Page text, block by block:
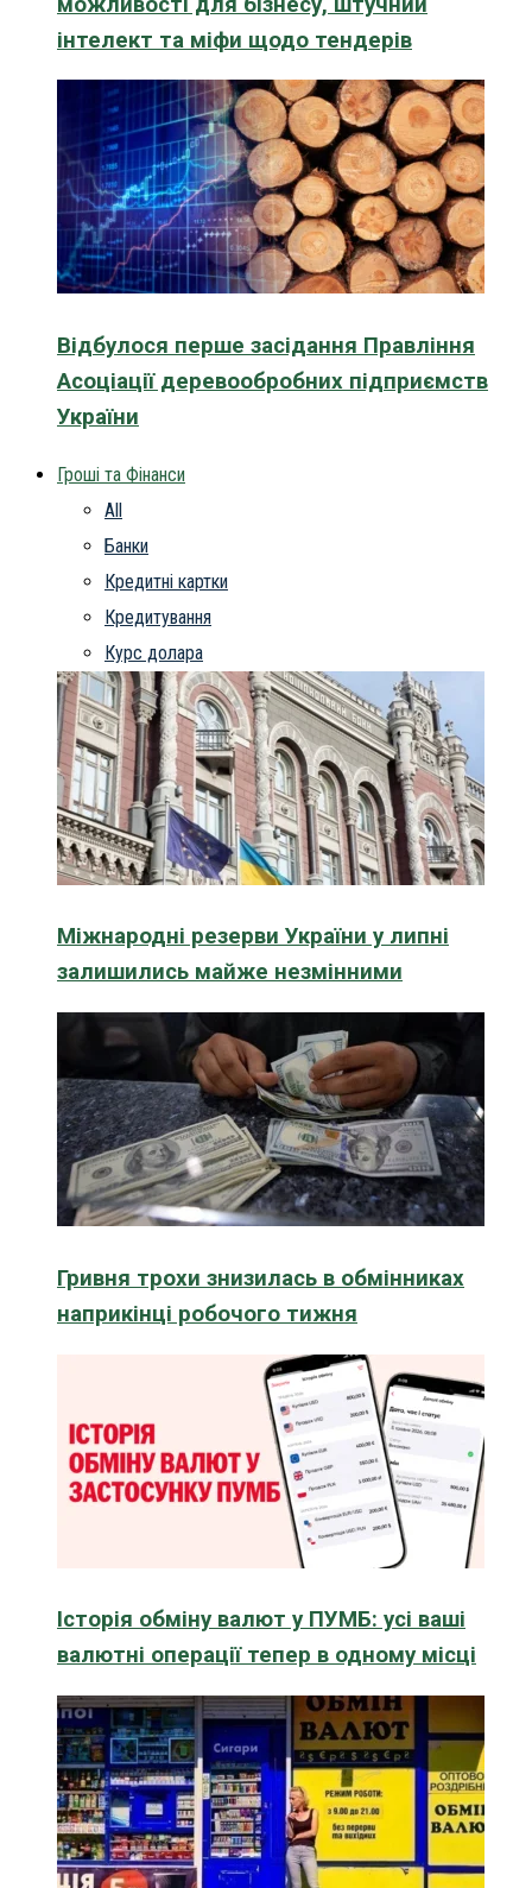
інтелект та міфи щодо тендерів
Відбулося перше засідання Правління
Асоціації деревообробних підприємств
України
Гроші та Фінанси
All
Банки
Кредитні картки
Кредитування
Курс долара
Міжнародні резерви України у липні
залишились майже незмінними
Гривня трохи знизилась в обмінниках
наприкінці робочого тижня
Історія обміну валют у ПУМБ: усі ваші
валютні операції тепер в одному місці